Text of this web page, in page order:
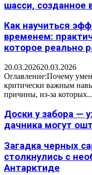
шасси, созданное
Как научиться
временем:
которое реально
20.03.202620.03.2026
Оглавление:Почему
критически важным
причины, из-за которых...
Доски у забора —
дачника могут
Загадка черных
столкнулись с
Антарктиде